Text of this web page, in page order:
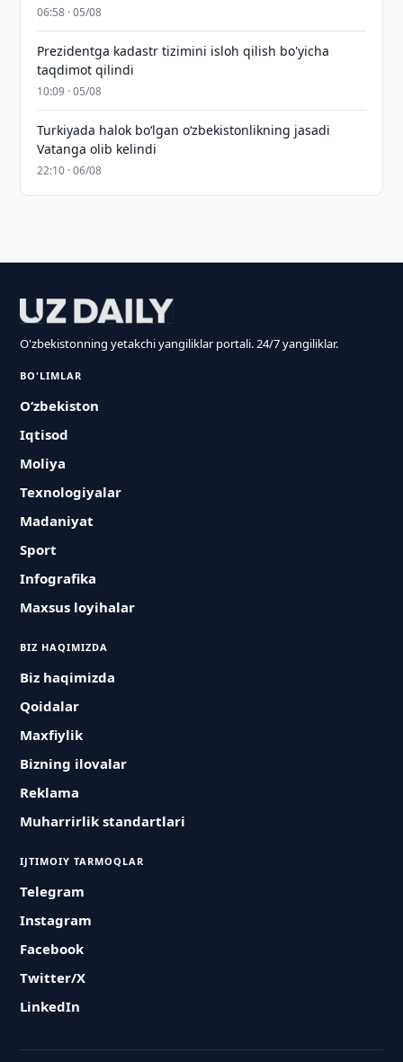
06:58 · 05/08
Prezidentga kadastr tizimini isloh qilish bo'yicha
taqdimot qilindi
10:09 · 05/08
Turkiyada halok bo‘lgan o‘zbekistonlikning jasadi
Vatanga olib kelindi
22:10 · 06/08
O'zbekistonning yetakchi yangiliklar portali. 24/7 yangiliklar.
BO'LIMLAR
O‘zbekiston
Iqtisod
Moliya
Texnologiyalar
Madaniyat
Sport
Infografika
Maxsus loyihalar
BIZ HAQIMIZDA
Biz haqimizda
Qoidalar
Maxfiylik
Bizning ilovalar
Reklama
Muharrirlik standartlari
IJTIMOIY TARMOQLAR
Telegram
Instagram
Facebook
Twitter/X
LinkedIn